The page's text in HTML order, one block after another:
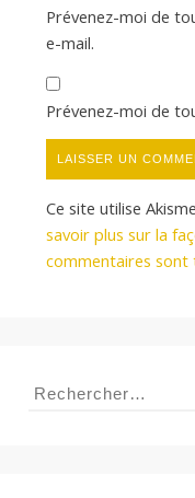
Prévenez-moi de
e-mail.
Prévenez-moi de
Ce site utilise
savoir plus sur la
commentaires sont
Rechercher :